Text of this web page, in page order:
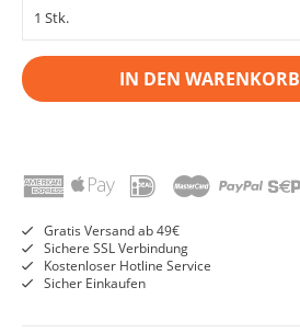
IN DEN WARENKORB
Gratis Versand ab 49€
Sichere SSL Verbindung
Kostenloser Hotline Service
Sicher Einkaufen